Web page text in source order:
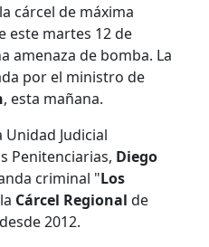
cárcel de máxima
este martes 12 de
amenaza de bomba. La
por el ministro de
, esta mañana.
Judicial
Penitenciarias, Diego
criminal "Los
Cárcel Regional de
2012.